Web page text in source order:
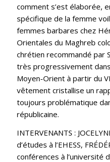
comment s’est élaborée,
spécifique de la femme
femmes barbares chez
Orientales du Maghreb
chrétien recommandé par
très progressivement
Moyen-Orient à partir du
vêtement cristallise un
toujours problématique
républicaine.
INTERVENANTS :
d’études à l’EHESS,
conférences à l’université